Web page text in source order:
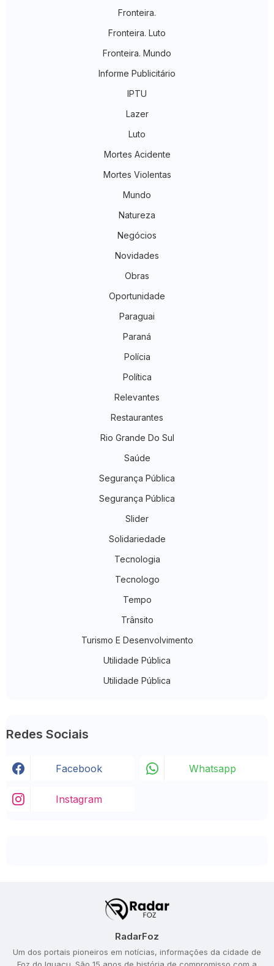
Fronteira.
Fronteira. Luto
Fronteira. Mundo
Informe Publicitário
IPTU
Lazer
Luto
Mortes Acidente
Mortes Violentas
Mundo
Natureza
Negócios
Novidades
Obras
Oportunidade
Paraguai
Paraná
Polícia
Política
Relevantes
Restaurantes
Rio Grande Do Sul
Saúde
Segurança Pública
Segurança Pública
Slider
Solidariedade
Tecnologia
Tecnologo
Tempo
Trânsito
Turismo E Desenvolvimento
Utilidade Pública
Utilidade Pública
Redes Sociais
Facebook Whatsapp
Instagram
RadarFoz
Um dos portais pioneiros em notícias, informações da cidade de